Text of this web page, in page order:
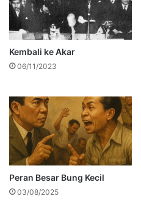
Kembali ke Akar
06/11/2023
Peran Besar Bung Kecil
03/08/2025